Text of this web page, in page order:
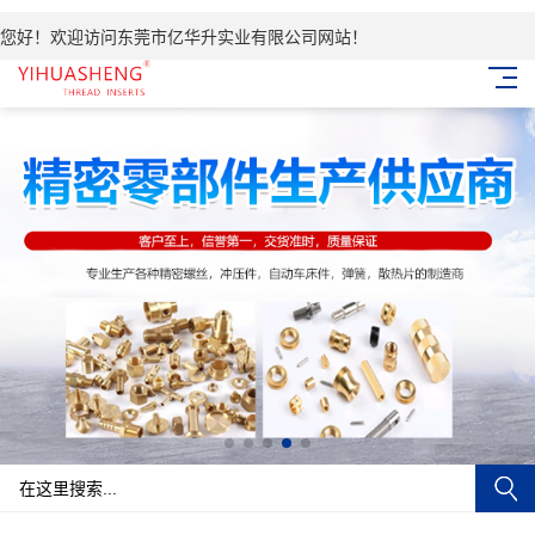
您好！欢迎访问东莞市亿华升实业有限公司网站！